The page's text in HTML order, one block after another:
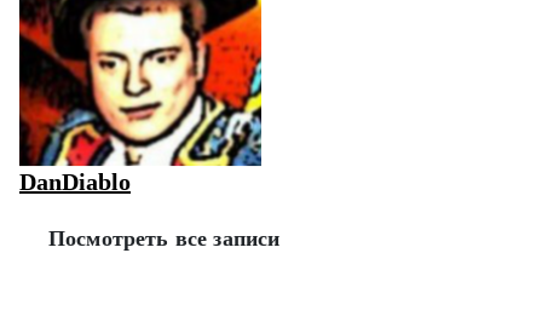
DanDiablo
Посмотреть все записи